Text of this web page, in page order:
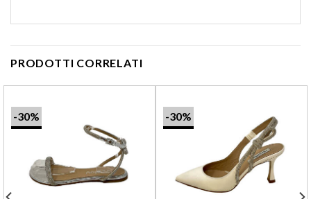
PRODOTTI CORRELATI
-30% -30%